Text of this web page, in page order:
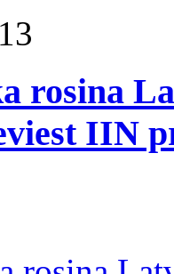
rosina
IIN